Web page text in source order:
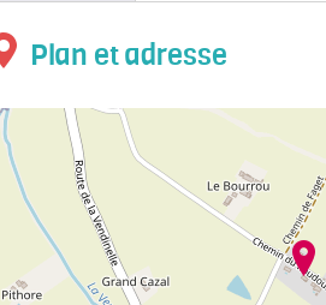
Plan et adresse